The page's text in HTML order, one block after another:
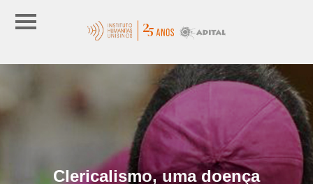
Clericalismo, uma doença